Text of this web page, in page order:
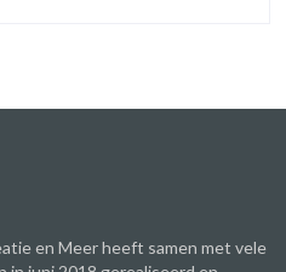
en Meer heeft samen met vele